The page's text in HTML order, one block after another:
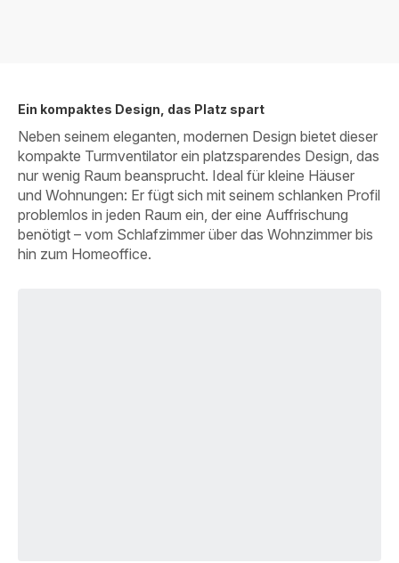
Ein kompaktes Design, das Platz spart
Neben seinem eleganten, modernen Design bietet dieser
kompakte Turmventilator ein platzsparendes Design, das
nur wenig Raum beansprucht. Ideal für kleine Häuser
und Wohnungen: Er fügt sich mit seinem schlanken Profil
problemlos in jeden Raum ein, der eine Auffrischung
benötigt – vom Schlafzimmer über das Wohnzimmer bis
hin zum Homeoffice.